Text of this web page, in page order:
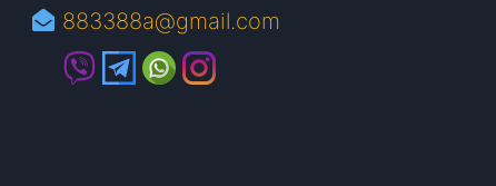
883388a@gmail.com